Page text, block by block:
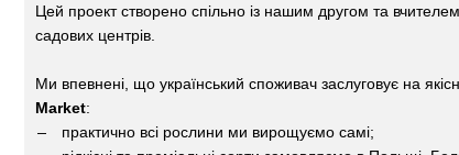
Цей проект створено спільно із нашим другом та
садових центрів.
Ми впевнені, що український споживач заслуговує на
Market:
практично всі рослини ми вирощуємо самі;